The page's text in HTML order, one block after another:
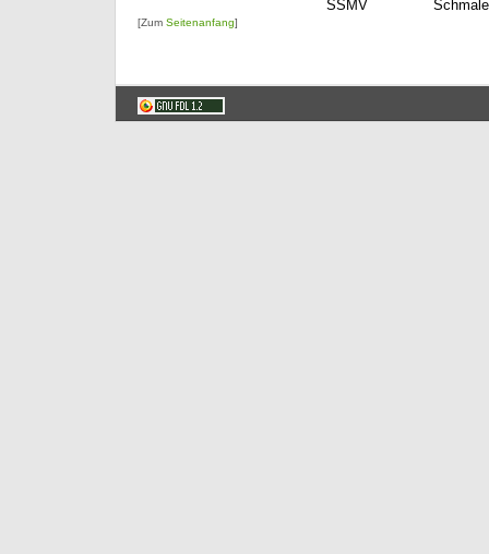
SSMV
[Zum Seitenanfang]